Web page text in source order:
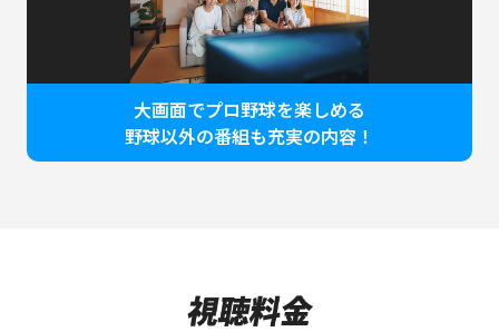
大画面でプロ野球を楽しめる
野球以外の番組も充実の内容！